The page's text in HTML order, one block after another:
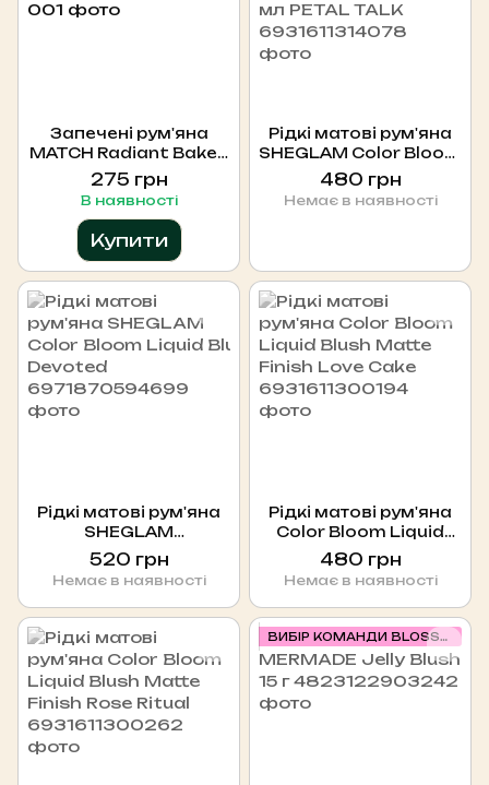
Запечені рум'яна
MATCH Radiant Baked
Blush Bogenia BG633
№001
275 грн
В наявності
Купити
Рідкі матові рум'яна
SHEGLAM Color Bloom
Liquid Blush Matte
Finish 5.2 мл PETAL
480 грн
Немає в наявності
Рідкі матові рум'яна
SHEGLAM
Color Bloom Liquid Blu
sh Matte Finish-
Devoted
520 грн
Немає в наявності
Рідкі матові рум'яна
Color Bloom Liquid
Blush Matte Finish
Love Cake
480 грн
Немає в наявності
ВИБІР КОМАНДИ BLOSSOM